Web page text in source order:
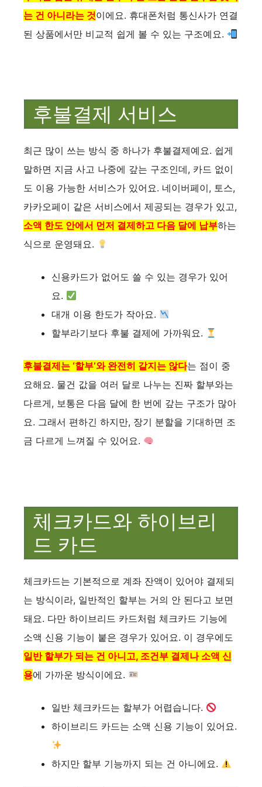
는 건 아니라는 것이에요. 휴대폰처럼 통신사가 연결
된 상품에서만 비교적 쉽게 볼 수 있는 구조예요.
후불결제 서비스
최근 많이 쓰는 방식 중 하나가 후불결제예요. 쉽게
말하면 지금 사고 나중에 갚는 구조인데, 카드 없이
도 이용 가능한 서비스가 있어요. 네이버페이, 토스,
카카오페이 같은 서비스에서 제공되는 경우가 있고,
소액 한도 안에서 먼저 결제하고 다음 달에 납부하는
식으로 운영돼요.
신용카드가 없어도 쓸 수 있는 경우가 있어
요.
대개 이용 한도가 작아요.
할부라기보다 후불 결제에 가까워요.
후불결제는 ‘할부’와 완전히 같지는 않다는 점이 중
요해요. 물건 값을 여러 달로 나누는 진짜 할부와는
다르게, 보통은 다음 달에 한 번에 갚는 구조가 많아
요. 그래서 편하긴 하지만, 장기 분할을 기대하면 조
금 다르게 느껴질 수 있어요.
체크카드와 하이브리
드 카드
체크카드는 기본적으로 계좌 잔액이 있어야 결제되
는 방식이라, 일반적인 할부는 거의 안 된다고 보면
돼요. 다만 하이브리드 카드처럼 체크카드 기능에
소액 신용 기능이 붙은 경우가 있어요. 이 경우에도
일반 할부가 되는 건 아니고, 조건부 결제나 소액 신
용에 가까운 방식이에요.
일반 체크카드는 할부가 어렵습니다.
하이브리드 카드는 소액 신용 기능이 있어요.
하지만 할부 기능까지 되는 건 아니에요.